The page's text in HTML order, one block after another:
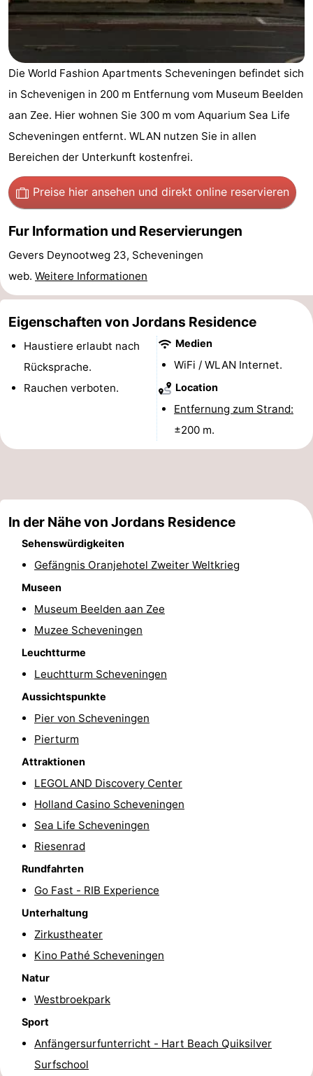
&
tun
-
Museen
-
Denkmäler
-
Aussichtspunkte
Attraktionen
-
Rundfahrten
-
Spielplätze
-
Indoor-
Dörfer
Städte
Führungen
Sport
Golfplatze
-
Surfen
Sportangeln
Shoppen
Essen
und
trinken
Veranstaltungen
Praktisch
Forum
Route
Parken
Reisebuchshop
Adressen
Region
Natur
Schoorlse
Duinen
Bergen
aan
Bergen
Alkmaar
Egmond
Die World Fashion Apartments Scheveningen befindet sich
in Schevenigen in 200 m Entfernung vom Museum Beelden
aan Zee. Hier wohnen Sie 300 m vom Aquarium Sea Life
Scheveningen entfernt. WLAN nutzen Sie in allen
Bereichen der Unterkunft kostenfrei.
Preise hier ansehen und direkt online reservieren
Fur Information und Reservierungen
Gevers Deynootweg 23, Scheveningen
web. Weitere Informationen
Eigenschaften von Jordans Residence
Haustiere erlaubt nach
Rücksprache.
Rauchen verboten.
Medien
WiFi / WLAN Internet.
Location
Entfernung zum Strand:
±200 m.
In der Nähe von Jordans Residence
Sehenswürdigkeiten
Gefängnis Oranjehotel Zweiter Weltkrieg
Museen
Museum Beelden aan Zee
Muzee Scheveningen
Leuchtturme
Leuchtturm Scheveningen
Aussichtspunkte
Pier von Scheveningen
Pierturm
Attraktionen
LEGOLAND Discovery Center
Holland Casino Scheveningen
Sea Life Scheveningen
Riesenrad
Rundfahrten
Go Fast - RIB Experience
Unterhaltung
Zirkustheater
Kino Pathé Scheveningen
Natur
Westbroekpark
Sport
Anfängersurfunterricht - Hart Beach Quiksilver
Surfschool